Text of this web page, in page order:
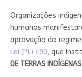
Organizações
humanos
aprovação do
Lei (PL) 490, que
DE TERRAS INDÍGENAS.